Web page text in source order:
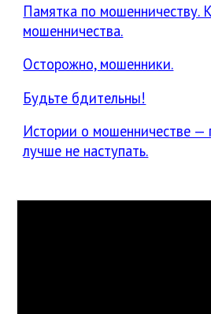
Памятка по мошенничеству.
мошенничества.
Осторожно, мошенники.
Будьте бдительны!
Истории о мошенничестве —
лучше не наступать.